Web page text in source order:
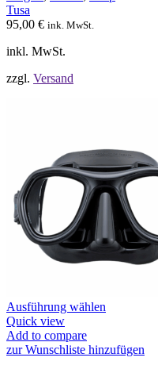
können
Tusa
95,00 € ink. MwSt.
inkl. MwSt.
zzgl. Versand
Ausführung wählen
mehrere
Quick view
Add to compare
zur Wunschliste hinzufügen